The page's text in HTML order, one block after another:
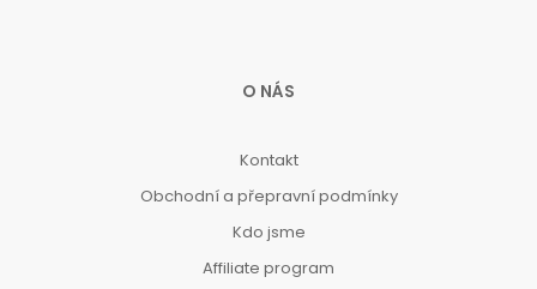
O NÁS
Kontakt
Obchodní a přepravní podmínky
Kdo jsme
Affiliate program